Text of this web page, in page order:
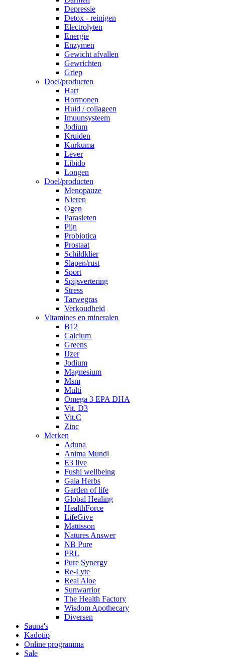
Depressie
Detox - reinigen
Electrolyten
Energie
Enzymen
Gewicht afvallen
Gewrichten
Griep
Doel/producten
Hart
Hormonen
Huid / collageen
Imuunsysteem
Jodium
Kruiden
Kurkuma
Lever
Libido
Longen
Doel/producten
Menopauze
Nieren
Ogen
Parasieten
Pijn
Probiotica
Prostaat
Schildklier
Slapen/rust
Sport
Spijsvertering
Stress
Tarwegras
Verkoudheid
Vitamines en mineralen
B12
Calcium
Greens
IJzer
Jodium
Magnesium
Msm
Multi
Omega 3 EPA DHA
Vit. D3
Vit.C
Zinc
Merken
Aduna
Anima Mundi
E3 live
Fushi wellbeing
Gaia Herbs
Garden of life
Global Healing
HealthForce
LifeGive
Mattisson
Natures Answer
NB Pure
PRL
Pure Synergy
Re-Lyte
Real Aloe
Sunwarrior
The Health Factory
Wisdom Apothecary
Diversen
Sauna's
Kadotip
Online programma
Sale